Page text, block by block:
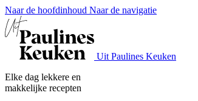
Naar de hoofdinhoud Naar de navigatie
Uit Paulines Keuken
Elke dag lekkere en
makkelijke recepten